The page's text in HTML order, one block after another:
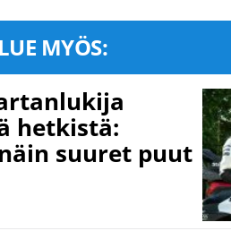
LUE MYÖS:
hetkistä:
suuret puut